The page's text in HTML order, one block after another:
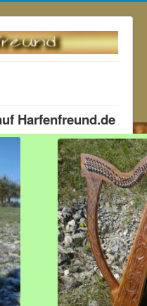
Harfenfreund.de